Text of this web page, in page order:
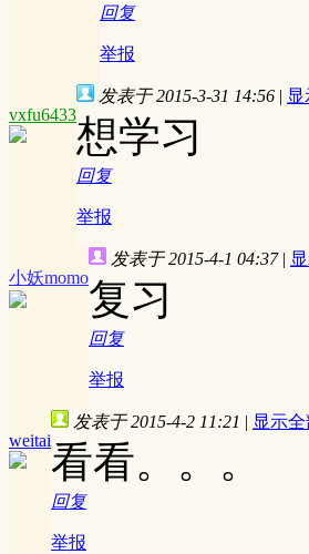
回复
举报
vxfu6433
发表于 2015-3-31 14:56 |
想学习
回复
举报
小妖momo
发表于 2015-4-1 04:37 |
复习
回复
举报
weitai
发表于 2015-4-2 11:21 | 显示
看看。。。
回复
举报